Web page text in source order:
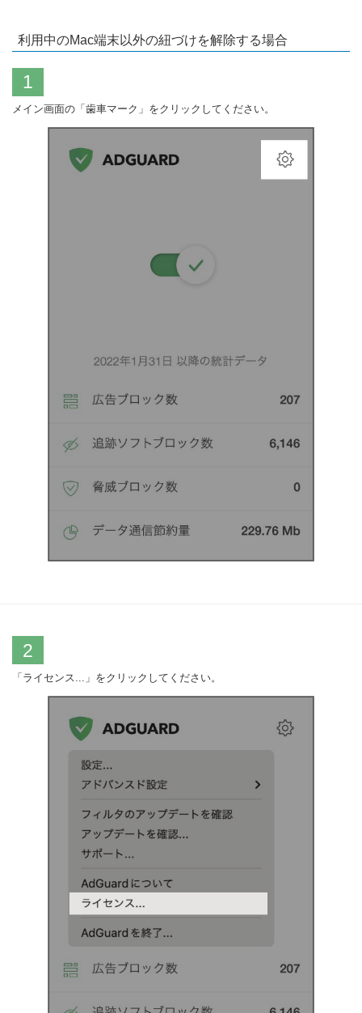
利用中のMac端末以外の紐づけを解除する場合
1
メイン画面の「歯車マーク」をクリックしてください。
2
「ライセンス...」をクリックしてください。